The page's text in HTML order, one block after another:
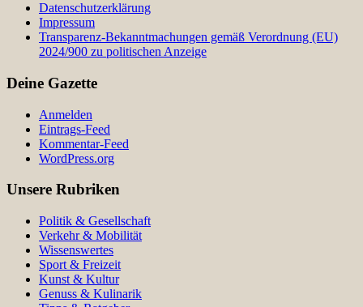
Datenschutzerklärung
Impressum
Transparenz-Bekanntmachungen gemäß Verordnung (EU)
2024/900 zu politischen Anzeige
Deine Gazette
Anmelden
Eintrags-Feed
Kommentar-Feed
WordPress.org
Unsere Rubriken
Politik & Gesellschaft
Verkehr & Mobilität
Wissenswertes
Sport & Freizeit
Kunst & Kultur
Genuss & Kulinarik